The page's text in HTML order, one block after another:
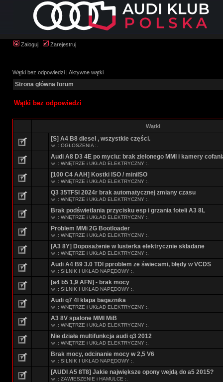
Zaloguj Zarejestruj
Wątki bez odpowiedzi | Aktywne wątki
Strona główna forum
Wątki bez odpowiedzi
Wątki
[S] A4 B8 diesel , wszystkie części.
w .: OGŁOSZENIA :.
Audi A8 D3 4E po myciu: brak zielonego MMI i kamery
w .: WNĘTRZE i UKŁAD ELEKTRYCZNY :.
[100 C4 AAH] Kostki ISO / miniISO
w .: WNĘTRZE i UKŁAD ELEKTRYCZNY :.
Q3 35TFSI 2024r brak automatycznej zmiany czasu
w .: WNĘTRZE i UKŁAD ELEKTRYCZNY :.
Brak podświetlania przycisku esp i grzania foteli A3 8L
w .: WNĘTRZE i UKŁAD ELEKTRYCZNY :.
Problem MMi 2G Bootloader
w .: WNĘTRZE i UKŁAD ELEKTRYCZNY :.
[A3 8Y] Doposażenie w lusterka elektrycznie składane
w .: WNĘTRZE i UKŁAD ELEKTRYCZNY :.
Audi A4 B9 3.0 TDI pproblem ze świecami, błędy w VCDS
w .: SILNIK I UKŁAD NAPĘDOWY :.
[a4 b5 1,9 AFN] - brak mocy
w .: SILNIK I UKŁAD NAPĘDOWY :.
Audi q7 4l klapa bagaznika
w .: WNĘTRZE i UKŁAD ELEKTRYCZNY :.
A3 8V spalone MMI MiB
w .: WNĘTRZE i UKŁAD ELEKTRYCZNY :.
Nie działa multifunkcja audi q3 2012
w .: WNĘTRZE i UKŁAD ELEKTRYCZNY :.
Brak mocy, odcinanie mocy w 2,5 V6
w .: SILNIK I UKŁAD NAPĘDOWY :.
[AUDI A5 8T8] Jakie największe opony wejdą do a5 2015?
w .: ZAWIESZENIE i HAMULCE :.